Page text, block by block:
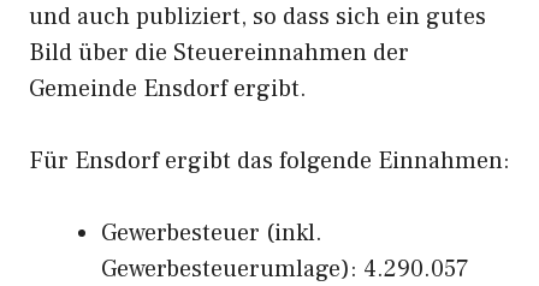
und auch publiziert, so dass sich ein gutes
Bild über die Steuereinnahmen der
Gemeinde Ensdorf ergibt.
Für Ensdorf ergibt das folgende Einnahmen:
Gewerbesteuer (inkl.
Gewerbesteuerumlage): 4.290.057